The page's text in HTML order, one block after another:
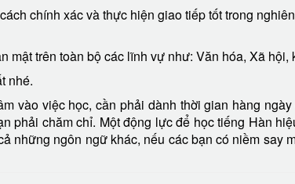
chính xác và thực hiện giao tiếp tốt trong
mật trên toàn bộ các lĩnh vự như: Văn hóa, Xã hội,
nhé.
vào việc học, cần phải dành thời gian hàng
phải chăm chỉ. Một động lực để học tiếng Hàn
những ngôn ngữ khác, nếu các bạn có niềm say